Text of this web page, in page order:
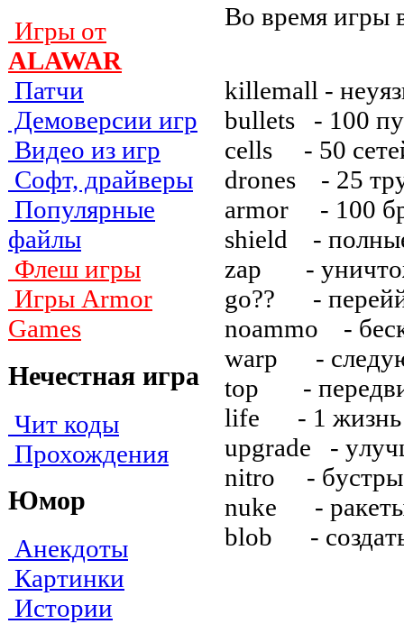
Игры от
ALAWAR
Патчи
Демоверсии игр
Видео из игр
Софт, драйверы
Популярные
файлы
Флеш игры
Игры Armor
Games
Нечестная игра
Чит коды
Прохождения
Юмор
Анекдоты
Картинки
Истории
Во время игры
killemall -
bullets - 100
cells - 50
drones - 25
armor - 100
shield -
zap -
go?? -
noammo -
warp -
top -
life - 1 жизнь
upgrade -
nitro -
nuke -
blob -